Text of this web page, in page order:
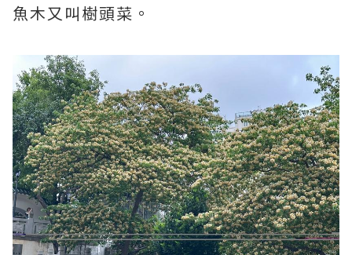
魚木又叫樹頭菜。